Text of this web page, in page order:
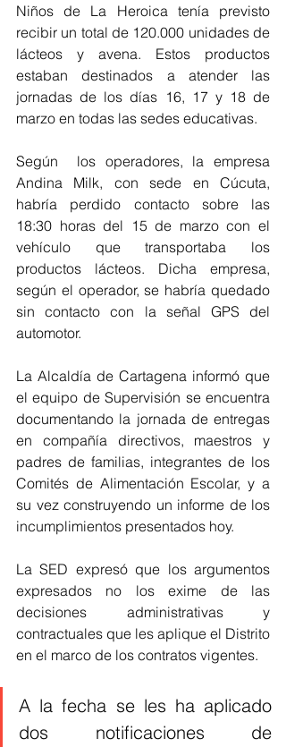
Niños de La Heroica tenía previsto
recibir un total de 120.000 unidades de
lácteos y avena. Estos productos
estaban destinados a atender las
jornadas de los días 16, 17 y 18 de
marzo en todas las sedes educativas.
Según  los operadores, la empresa
Andina Milk, con sede en Cúcuta,
habría perdido contacto sobre las
18:30 horas del 15 de marzo con el
vehículo que transportaba los
productos lácteos. Dicha empresa,
según el operador, se habría quedado
sin contacto con la señal GPS del
automotor.
La Alcaldía de Cartagena informó que
el equipo de Supervisión se encuentra
documentando la jornada de entregas
en compañía directivos, maestros y
padres de familias, integrantes de los
Comités de Alimentación Escolar, y a
su vez construyendo un informe de los
incumplimientos presentados hoy.
La SED expresó que los argumentos
expresados no los exime de las
decisiones administrativas y
contractuales que les aplique el Distrito
en el marco de los contratos vigentes.
A la fecha se les ha aplicado
dos notificaciones de